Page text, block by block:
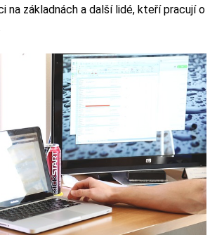
na základnách a další lidé, kteří pracují o